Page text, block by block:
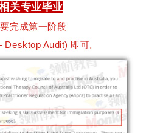
关专业毕业
要完成第一阶段
Audit) 即可。